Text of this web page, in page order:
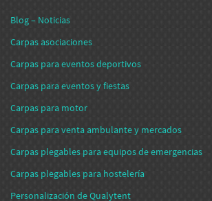
Blog – Noticias
Carpas asociaciones
Carpas para eventos deportivos
Carpas para eventos y fiestas
Carpas para motor
Carpas para venta ambulante y mercados
Carpas plegables para equipos de emergencias
Carpas plegables para hostelería
Personalización de Qualytent